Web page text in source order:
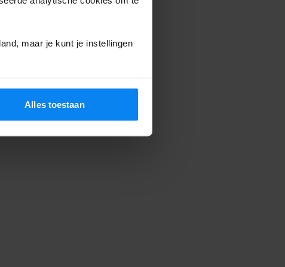
maar je kunt je instellingen
Alles toestaan